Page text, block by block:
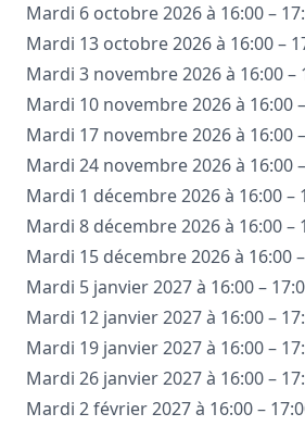
Mardi 6 octobre 2026 à 16:00 –
Mardi 13 octobre 2026 à 16:00 –
Mardi 3 novembre 2026 à 16:00 –
Mardi 10 novembre 2026 à 16:00
Mardi 17 novembre 2026 à 16:00
Mardi 24 novembre 2026 à 16:00
Mardi 1 décembre 2026 à 16:00 –
Mardi 8 décembre 2026 à 16:00 –
Mardi 15 décembre 2026 à 16:00
Mardi 5 janvier 2027 à 16:00 –
Mardi 12 janvier 2027 à 16:00 –
Mardi 19 janvier 2027 à 16:00 –
Mardi 26 janvier 2027 à 16:00 –
Mardi 2 février 2027 à 16:00 –